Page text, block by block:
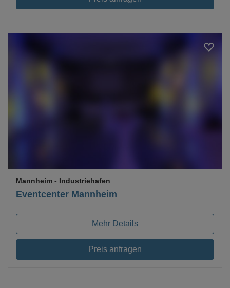
Eventcenter Mannheim
Mannheim - Industriehafen
Mehr Details
Preis anfragen